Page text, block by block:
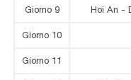
Giorno 9 Hoi An -
Giorno 10
Giorno 11